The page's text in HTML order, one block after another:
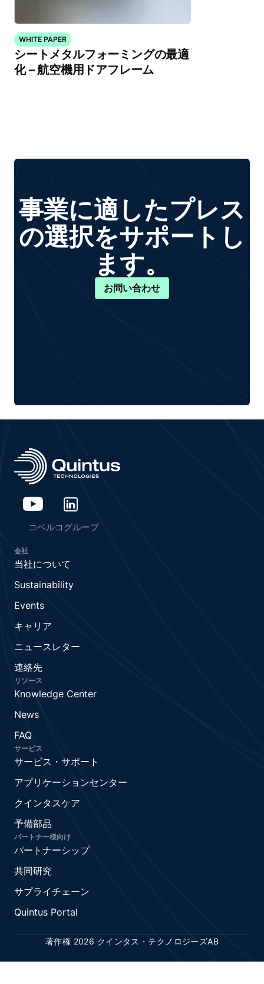
WHITE PAPER
シートメタルフォーミングの最適
化 – 航空機用ドアフレーム
事業に適したプレス
の選択をサポートし
ます。
お問い合わせ
コベルコグループ
会社
当社について
Sustainability
Events
キャリア
ニュースレター
連絡先
リソース
Knowledge Center
News
FAQ
サービス
サービス・サポート
アプリケーションセンター
クインタスケア
予備部品
パートナー様向け
パートナーシップ
共同研究
サプライチェーン
Quintus Portal
著作権 2026 クインタス・テクノロジーズAB